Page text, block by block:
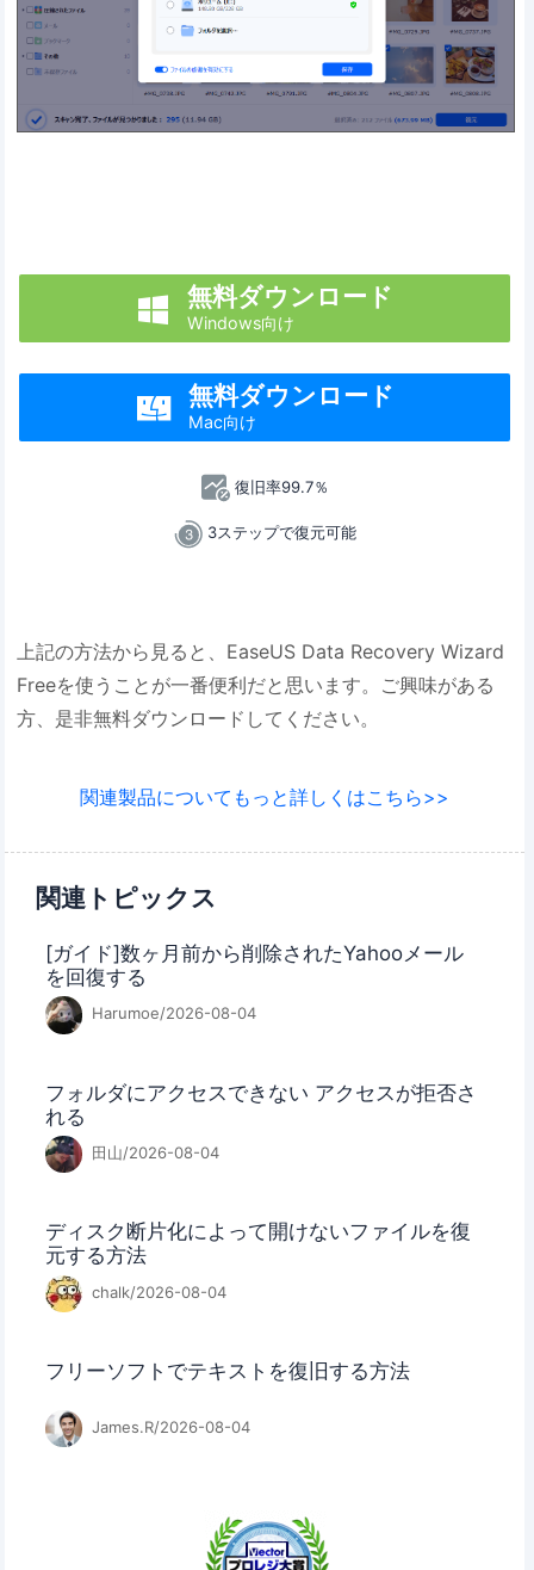
 無料ダウンロード
Windows向け
 無料ダウンロード
Mac向け
復旧率99.7％
3ステップで復元可能
上記の方法から見ると、EaseUS Data Recovery Wizard
Freeを使うことが一番便利だと思います。ご興味がある
方、是非無料ダウンロードしてください。
関連製品についてもっと詳しくはこちら>>
関連トピックス
[ガイド]数ヶ月前から削除されたYahooメール
を回復する
Harumoe/2026-08-04
フォルダにアクセスできない アクセスが拒否さ
れる
田山/2026-08-04
ディスク断片化によって開けないファイルを復
元する方法
chalk/2026-08-04
フリーソフトでテキストを復旧する方法
James.R/2026-08-04